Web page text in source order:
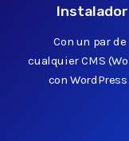
Instalador
Con un par
cualquier CMS
con